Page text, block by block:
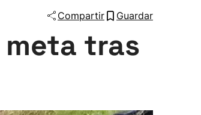
Compartir Guardar
tras